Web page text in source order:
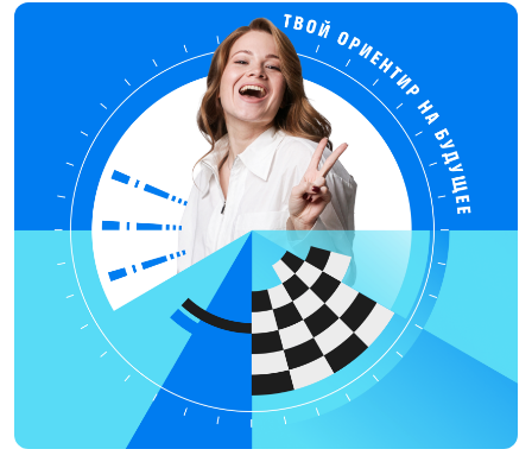
ЧИЛЛЗОНА И УЮТНАЯ КУХНЯ
Можно отвлечься и перезагрузиться:
поиграть в PlayStation и настолки
или сделать кофе и перекусить